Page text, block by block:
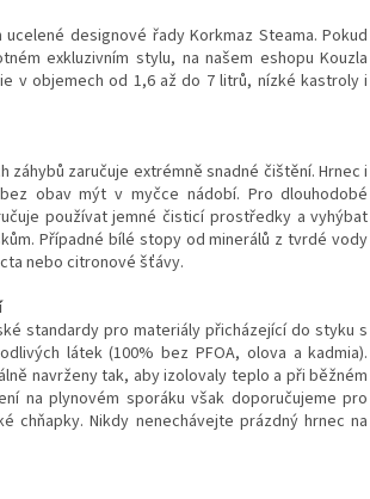
designové řady Korkmaz Steama. Pokud
exkluzivním stylu, na našem eshopu Kouzla
v objemech od 1,6 až do 7 litrů, nízké kastroly i
zaručuje extrémně snadné čištění. Hrnec i
obav mýt v myčce nádobí. Pro dlouhodobé
používat jemné čisticí prostředky a vyhýbat
Případné bílé stopy od minerálů z tvrdé vody
nebo citronové šťávy.
standardy pro materiály přicházející do styku s
látek (100% bez PFOA, olova a kadmia).
navrženy tak, aby izolovaly teplo a při běžném
na plynovém sporáku však doporučujeme pro
chňapky. Nikdy nenechávejte prázdný hrnec na